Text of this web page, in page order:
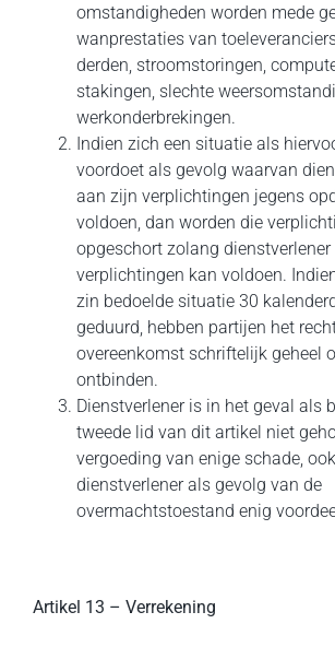
omstandigheden worden mede
wanprestaties van
derden, stroom­storingen,
stakingen, slechte
werkonderbrekingen.
Indien zich een situatie als
voordoet als gevolg waarvan
aan zijn verplichtingen jegens
voldoen, dan worden die
opgeschort zolang
verplichtingen kan voldoen.
zin bedoelde situatie 30
geduurd, hebben partijen het
overeenkomst schriftelijk geheel
ontbinden.
Dienstverlener is in het geval als
tweede lid van dit artikel niet
vergoeding van enige schade,
dienstverlener als gevolg van de
overmachtstoestand enig
Artikel 13 – Verrekening